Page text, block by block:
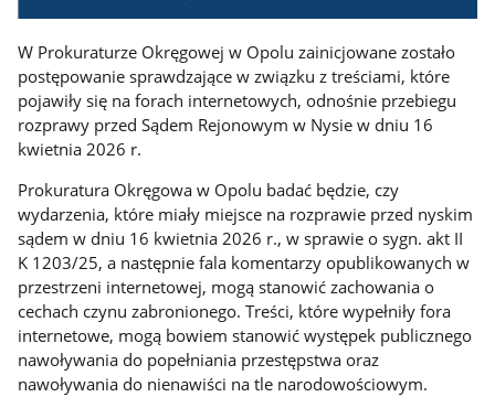
W Prokuraturze Okręgowej w Opolu zainicjowane zostało
postępowanie sprawdzające w związku z treściami, które
pojawiły się na forach internetowych, odnośnie przebiegu
rozprawy przed Sądem Rejonowym w Nysie w dniu 16
kwietnia 2026 r.
Prokuratura Okręgowa w Opolu badać będzie, czy
wydarzenia, które miały miejsce na rozprawie przed nyskim
sądem w dniu 16 kwietnia 2026 r., w sprawie o sygn. akt II
K 1203/25, a następnie fala komentarzy opublikowanych w
przestrzeni internetowej, mogą stanowić zachowania o
cechach czynu zabronionego. Treści, które wypełniły fora
internetowe, mogą bowiem stanowić występek publicznego
nawoływania do popełniania przestępstwa oraz
nawoływania do nienawiści na tle narodowościowym.